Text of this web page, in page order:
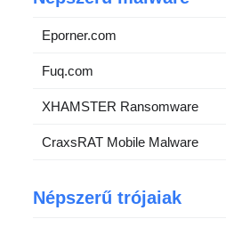
Eporner.com
Fuq.com
XHAMSTER Ransomware
CraxsRAT Mobile Malware
Népszerű trójaiak